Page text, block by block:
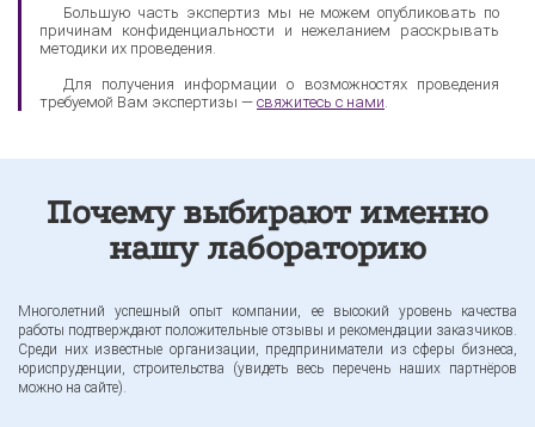
Большую часть экспертиз мы не можем опубликовать по
причинам конфиденциальности и нежеланием расскрывать
методики их проведения.
Для получения информации о возможностях проведения
требуемой Вам экспертизы — свяжитесь с нами.
Почему выбирают именно
нашу лабораторию
Многолетний успешный опыт компании, ее высокий уровень качества
работы подтверждают положительные отзывы и рекомендации заказчиков.
Среди них известные организации, предприниматели из сферы бизнеса,
юриспруденции, строительства (увидеть весь перечень наших партнёров
можно на сайте).